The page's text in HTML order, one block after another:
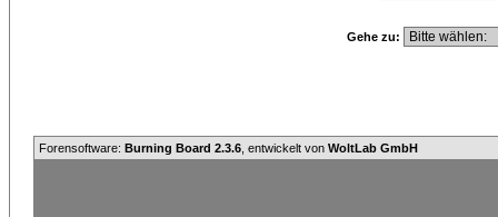
Gehe zu:
Forensoftware: Burning Board 2.3.6 , entwickelt von WoltLab GmbH